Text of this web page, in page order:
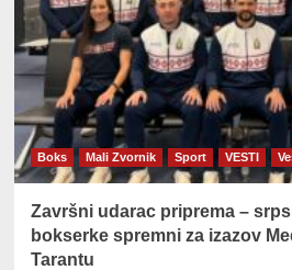
Boks Mali Zvornik Sport VESTI
Završni udarac priprema –
bokserke spremni za izazov
Tarantu